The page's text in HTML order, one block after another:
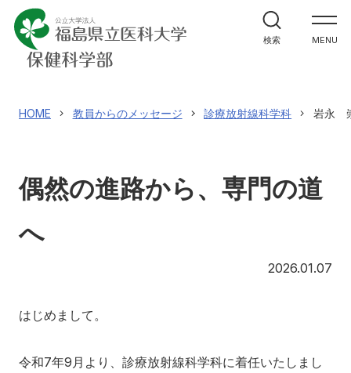
MENU
学部案内
学科紹介
大学院案内
教員メッセージ
アクセス 寄附 English お問い合わせ
検索
HOME 教員からのメッセージ 診療放射線科学科 岩永
偶然の進路から、専門の道
へ
2026.01.07
はじめまして。
令和7年9月より、診療放射線科学科に着任いたしまし